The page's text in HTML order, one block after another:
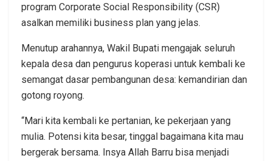
program Corporate Social Responsibility (CSR)
asalkan memiliki business plan yang jelas.
Menutup arahannya, Wakil Bupati mengajak seluruh
kepala desa dan pengurus koperasi untuk kembali ke
semangat dasar pembangunan desa: kemandirian dan
gotong royong.
“Mari kita kembali ke pertanian, ke pekerjaan yang
mulia. Potensi kita besar, tinggal bagaimana kita mau
bergerak bersama. Insya Allah Barru bisa menjadi